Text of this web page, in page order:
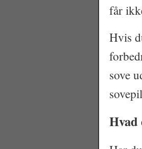
får
Hvis
sove
Hvad